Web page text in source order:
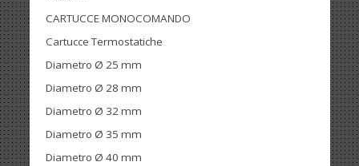
CARTUCCE MONOCOMANDO
Cartucce Termostatiche
Diametro Ø 25 mm
Diametro Ø 28 mm
Diametro Ø 32 mm
Diametro Ø 35 mm
Diametro Ø 40 mm